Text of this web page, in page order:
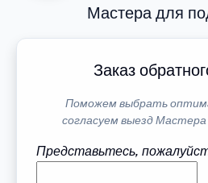
Мастера для
Заказ
Поможем выбрать
согласуем выезд Мастера
Представьтесь,